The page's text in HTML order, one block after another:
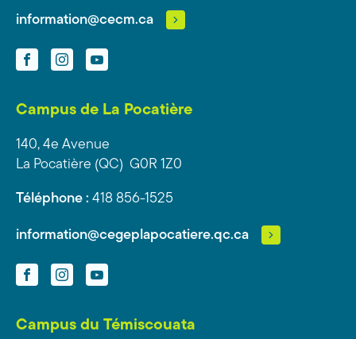
information@cecm.ca
FacebookInstagramYouTube
Campus de La Pocatière
140, 4e Avenue
La Pocatière (QC) G0R 1Z0
Téléphone : 418 856-1525
information@cegeplapocatiere.qc.ca
FacebookInstagramYouTube
Campus du Témiscouata